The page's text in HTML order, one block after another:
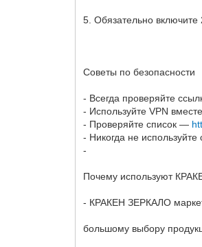
5. Обязательно включите
Советы по безопасности
- Всегда проверяйте
- Используйте VPN
- Проверяйте список —
- Никогда не
-
Почему используют
- КРАКЕН ЗЕРКАЛО
большому выбору